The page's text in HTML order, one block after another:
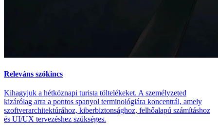
Releváns szókincs
Kihagyjuk a hétköznapi turista töltelékeket. A személyzeted
kizárólag arra a pontos spanyol terminológiára koncentrál, amely
szoftverarchitektúrához, kiberbiztonsághoz, felhőalapú számításhoz
és UI/UX tervezéshez szükséges.